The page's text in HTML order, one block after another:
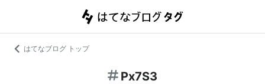
はてなブログ トップ
Px7S3